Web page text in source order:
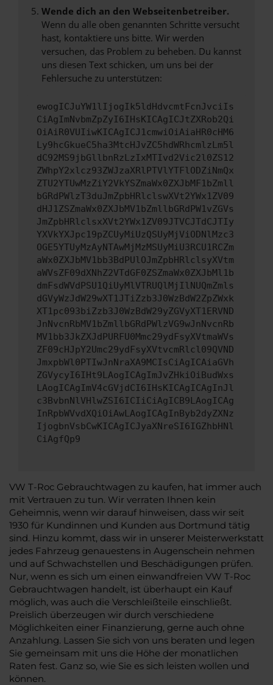
Wende dich an den Webseitenbetreiber.
Wenn du alle oben genannten Schritte versucht
hast, kontaktiere uns bitte. Wir werden
versuchen, das Problem zu beheben. Du kannst
uns diesen Text schicken, um uns bei der
Fehlersuche zu unterstützen:
ewogICJuYW1lIjogIk5ldHdvcmtFcnJvciIs
CiAgImNvbmZpZyI6IHsKICAgICJtZXRob2Qi
OiAiR0VUIiwKICAgICJ1cmwiOiAiaHR0cHM6
Ly9hcGkueC5ha3MtcHJvZC5hdWRhcmlzLm5l
dC92MS9jbGllbnRzLzIxMTIvd2Vic2l0ZS12
ZWhpY2xlcz93ZWJzaXRlPTVlYTFlODZiNmQx
ZTU2YTUwMzZiY2VkYSZmaWx0ZXJbMF1bZmll
bGRdPWlzT3duJmZpbHRlclswXVt2YWx1ZV09
dHJ1ZSZmaWx0ZXJbMV1bZmllbGRdPW1vZGVs
JmZpbHRlclsxXVt2YWx1ZV09JTVCJTdCJTIy
YXVkYXJpc19pZCUyMiUzQSUyMjViODNlMzc3
OGE5YTUyMzAyNTAwMjMzMSUyMiU3RCU1RCZm
aWx0ZXJbMV1bb3BdPUlOJmZpbHRlclsyXVtm
aWVsZF09dXNhZ2VTdGF0ZSZmaWx0ZXJbMl1b
dmFsdWVdPSU1QiUyMlVTRUQlMjIlNUQmZmls
dGVyWzJdW29wXT1JTiZzb3J0WzBdW2ZpZWxk
XT1pc093biZzb3J0WzBdW29yZGVyXT1ERVND
JnNvcnRbMV1bZmllbGRdPWlzVG9wJnNvcnRb
MV1bb3JkZXJdPURFU0Mmc29ydFsyXVtmaWVs
ZF09cHJpY2Umc29ydFsyXVtvcmRlcl09QVND
JmxpbWl0PTIwJnNraXA9MCIsCiAgICAiaGVh
ZGVycyI6IHt9LAogICAgImJvZHkiOiBudWxs
LAogICAgImV4cGVjdCI6IHsKICAgICAgInJl
c3BvbnNlVHlwZSI6ICIiCiAgICB9LAogICAg
InRpbWVvdXQiOiAwLAogICAgInByb2dyZXNz
IjogbnVsbCwKICAgICJyaXNreSI6IGZhbHNl
CiAgfQp9
VW T-Roc Gebrauchtwagen zu kaufen, hat immer auch
mit Vertrauen zu tun. Wir verraten Ihnen kein
Geheimnis, wenn wir darauf hinweisen, dass wir seit
1930 für Kundinnen und Kunden aus Dortmund tätig
sind. Hinzu kommt, dass wir in unserer Meisterwerkstatt
jedes Fahrzeug genauestens in Augenschein nehmen
und auf Schwachstellen und Beschädigungen prüfen.
Nur, wenn es sich um einen einwandfreien VW T-Roc
Gebrauchtwagen handelt, ist überhaupt ein Kauf
möglich, was auch die Verschleißteile einschließt.
Preislich überzeugen wir durch verschiedene
Möglichkeiten einer Finanzierung, gerne auch ohne
Anzahlung. Lassen Sie sich von uns beraten und legen
Sie gemeinsam mit uns die Höhe der monatlichen
Raten fest. Ganz so, wie Sie es sich leisten wollen und
können.